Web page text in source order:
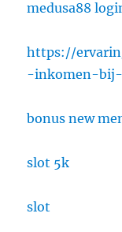
medusa88
https://
-inkomen-
bonus new
slot 5k
slot